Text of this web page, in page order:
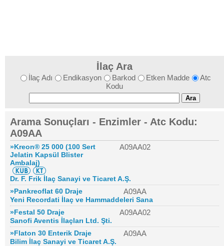
İlaç Ara
İlaç Adı Endikasyon Barkod Etken Madde
Atc
Kodu
Arama Sonuçları - Enzimler - Atc Kodu:
A09AA
»Kreon® 25 000 (100 Sert
Jelatin Kapsül Blister
Ambalaj)
A09AA02
Dr. F. Frik İlaç Sanayi ve Ticaret A.Ş.
»Pankreoflat 60 Draje
A09AA
Yeni Recordati İlaç ve Hammaddeleri Sana
»Festal 50 Draje
A09AA02
Sanofi Aventis İlaçları Ltd. Şti.
»Flaton 30 Enterik Draje
A09AA
Bilim İlaç Sanayi ve Ticaret A.Ş.